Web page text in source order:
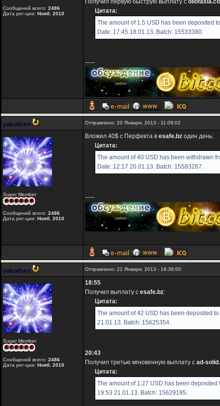
Сообщений всего: 2486
Дата рег-ции: Нояб. 2010
Получил первую быструю выплату с
Цитата:
The amount of 1.5 USD has been deposited
Date: 17:45 18.01.13. Batch: 15533380.
-----
yakodsen Отправлено: 20 Января, 2013 - 11:09:02
Super Member
Сообщений всего: 2486
Дата рег-ции: Нояб. 2010
Вложил 40$ с Перфекта в esafe.bz один день:
Цитата:
The amount of 40 USD has been withdrawn
Date: 12:17 20.01.13. Batch: 15583267.
-----
yakodsen Отправлено: 21 Января, 2013 - 18:39:00
Super Member
Сообщений всего: 2486
Дата рег-ции: Нояб. 2010
18:55
Получил выплату с esafe.bz:
Цитата:
The amount of 42 USD has been deposited
21.01.13. Batch: 15625354.
20:43
Получил третью мгновенную выплату с ad-
Цитата:
The amount of 1.27 USD has been
19:53 21.01.13. Batch: 15629195.